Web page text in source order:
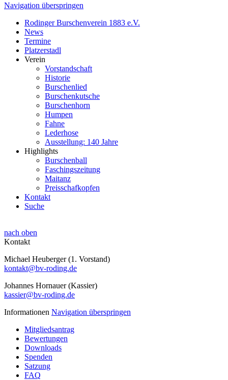
Navigation überspringen
Rodinger Burschenverein 1883 e.V.
News
Termine
Platzerstadl
Verein
Vorstandschaft
Historie
Burschenlied
Burschenkutsche
Burschenhorn
Humpen
Fahne
Lederhose
Ausstellung: 140 Jahre
Highlights
Burschenball
Faschingszeitung
Maitanz
Preisschafkopfen
Kontakt
Suche
nach oben
Kontakt
Michael Heuberger (1. Vorstand)
kontakt@bv-roding.de
Johannes Hornauer (Kassier)
kassier@bv-roding.de
Informationen Navigation überspringen
Mitgliedsantrag
Bewertungen
Downloads
Spenden
Satzung
FAQ